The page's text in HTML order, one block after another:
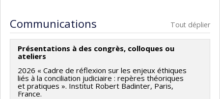
Communications Tout déplier
Présentations à des congrès, colloques ou
ateliers
2026 « Cadre de réflexion sur les enjeux éthiques
liés à la conciliation judiciaire : repères théoriques
et pratiques ». Institut Robert Badinter, Paris,
France.